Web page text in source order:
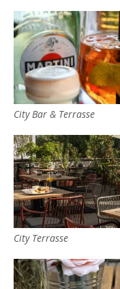
City Bar & Terrasse
City Terrasse